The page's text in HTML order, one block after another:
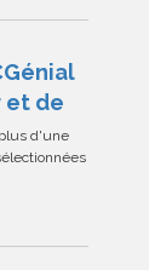
et de
d'une